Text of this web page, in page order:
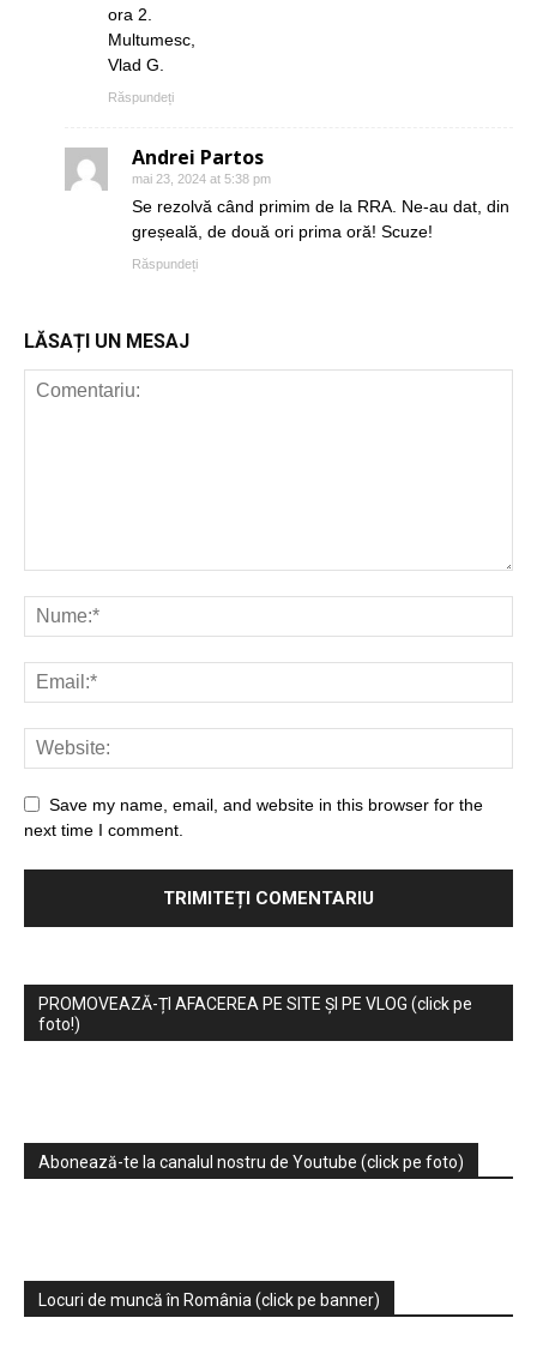
ora 2.
Multumesc,
Vlad G.
Răspundeți
Andrei Partos
mai 23, 2024 at 5:38 pm
Se rezolvă când primim de la RRA. Ne-au dat, din
greșeală, de două ori prima oră! Scuze!
Răspundeți
LĂSAȚI UN MESAJ
Save my name, email, and website in this browser for the
next time I comment.
PROMOVEAZĂ-ȚI AFACEREA PE SITE ȘI PE VLOG (click pe
foto!)
Abonează-te la canalul nostru de Youtube (click pe foto)
Locuri de muncă în România (click pe banner)